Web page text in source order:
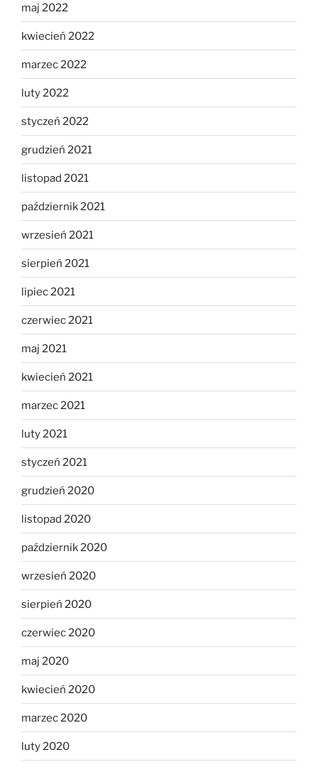
maj 2022
kwiecień 2022
marzec 2022
luty 2022
styczeń 2022
grudzień 2021
listopad 2021
październik 2021
wrzesień 2021
sierpień 2021
lipiec 2021
czerwiec 2021
maj 2021
kwiecień 2021
marzec 2021
luty 2021
styczeń 2021
grudzień 2020
listopad 2020
październik 2020
wrzesień 2020
sierpień 2020
czerwiec 2020
maj 2020
kwiecień 2020
marzec 2020
luty 2020